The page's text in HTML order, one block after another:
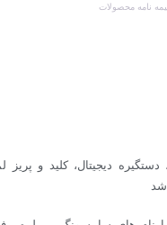
نامه محصولات
دیجیتال، کلید و پریز